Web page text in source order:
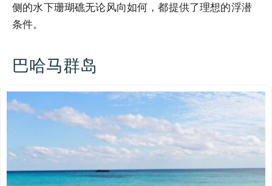
侧的水下珊瑚礁无论风向如何，都提供了理想的浮潜
条件。
巴哈马群岛